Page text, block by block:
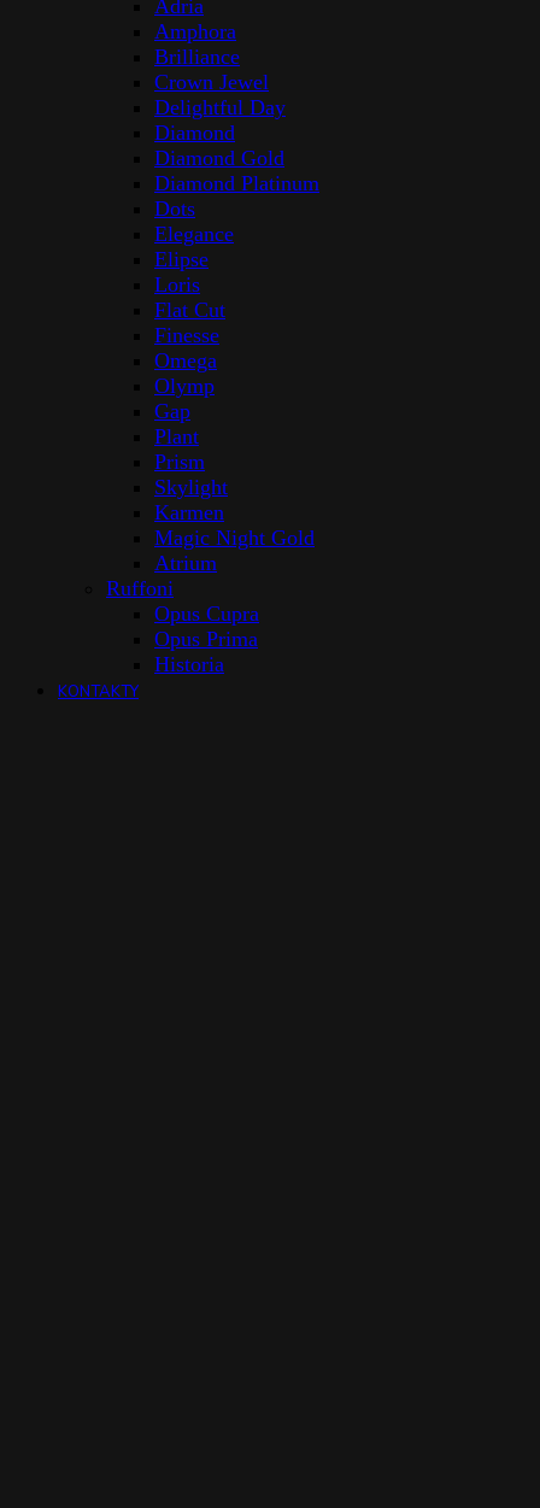
Adria
Amphora
Brilliance
Crown Jewel
Delightful Day
Diamond
Diamond Gold
Diamond Platinum
Dots
Elegance
Elipse
Loris
Flat Cut
Finesse
Omega
Olymp
Gap
Plant
Prism
Skylight
Karmen
Magic Night Gold
Atrium
Ruffoni
Opus Cupra
Opus Prima
Historia
KONTAKTY